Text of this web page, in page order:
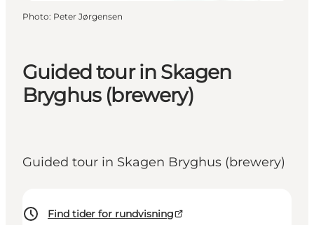
Guided tour in Skagen
Bryghus (brewery)
Guided tour in Skagen Bryghus (brewery)
Find tider for rundvisning
Photo: Peter Jørgensen